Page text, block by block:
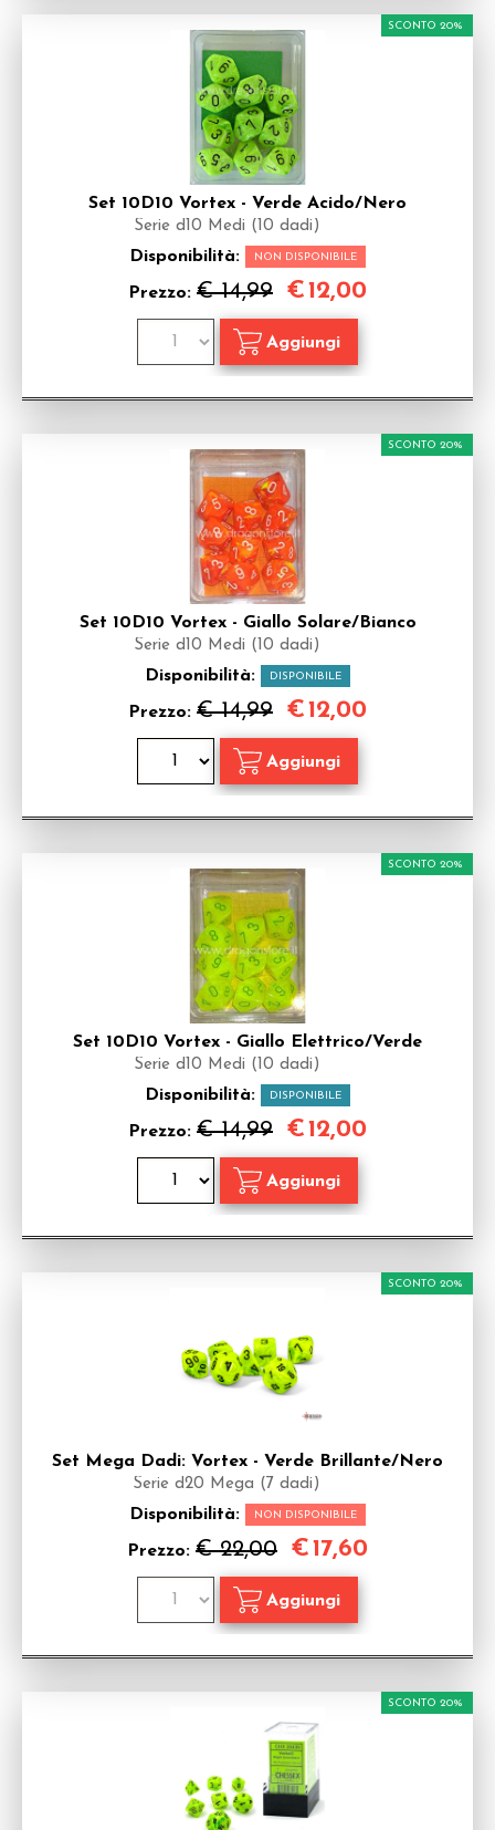
Set 10D10 Vortex - Verde Acido/Nero
Serie d10 Medi (10 dadi)
Disponibilità: NON DISPONIBILE
Prezzo: € 14,99
SCONTO 20%
€12,00
Set 10D10 Vortex - Giallo Solare/Bianco
Serie d10 Medi (10 dadi)
Disponibilità: DISPONIBILE
Prezzo: € 14,99
SCONTO 20%
€12,00
Set 10D10 Vortex - Giallo Elettrico/Verde
Serie d10 Medi (10 dadi)
Disponibilità: DISPONIBILE
Prezzo: € 14,99
SCONTO 20%
€12,00
Set Mega Dadi: Vortex - Verde Brillante/Nero
Serie d20 Mega (7 dadi)
Disponibilità: NON DISPONIBILE
Prezzo: € 22,00
SCONTO 20%
€17,60
SCONTO 20%